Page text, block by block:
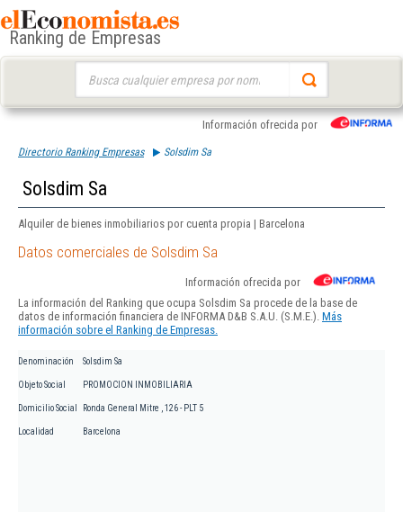
Ranking de Empresas
Información ofrecida por
Directorio Ranking Empresas Solsdim Sa
Solsdim Sa
Alquiler de bienes inmobiliarios por cuenta propia | Barcelona
Datos comerciales de Solsdim Sa
Información ofrecida por
La información del Ranking que ocupa Solsdim Sa procede de la base de
datos de información financiera de INFORMA D&B S.A.U. (S.M.E.). Más
información sobre el Ranking de Empresas.
Denominación Solsdim Sa
Objeto Social PROMOCION INMOBILIARIA
Domicilio Social Ronda General Mitre , 126 - PLT 5
Localidad Barcelona